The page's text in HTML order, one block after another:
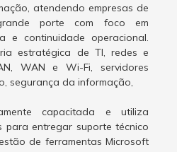
atendendo empresas de
porte com foco em
e continuidade operacional.
estratégica de TI, redes e
WAN e Wi-Fi, servidores
segurança da informação,
capacitada e utiliza
para entregar suporte técnico
de ferramentas Microsoft